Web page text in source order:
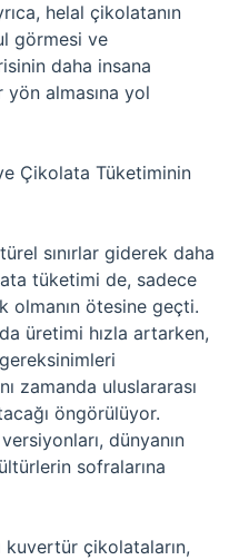
helal çikolatanın
görmesi ve
daha insana
almasına yol
Çikolata Tüketiminin
sınırlar giderek daha
tüketimi de, sadece
olmanın ötesine geçti.
üretimi hızla artarken,
zamanda uluslararası
öngörülüyor.
dünyanın
sofralarına
çikolataların,